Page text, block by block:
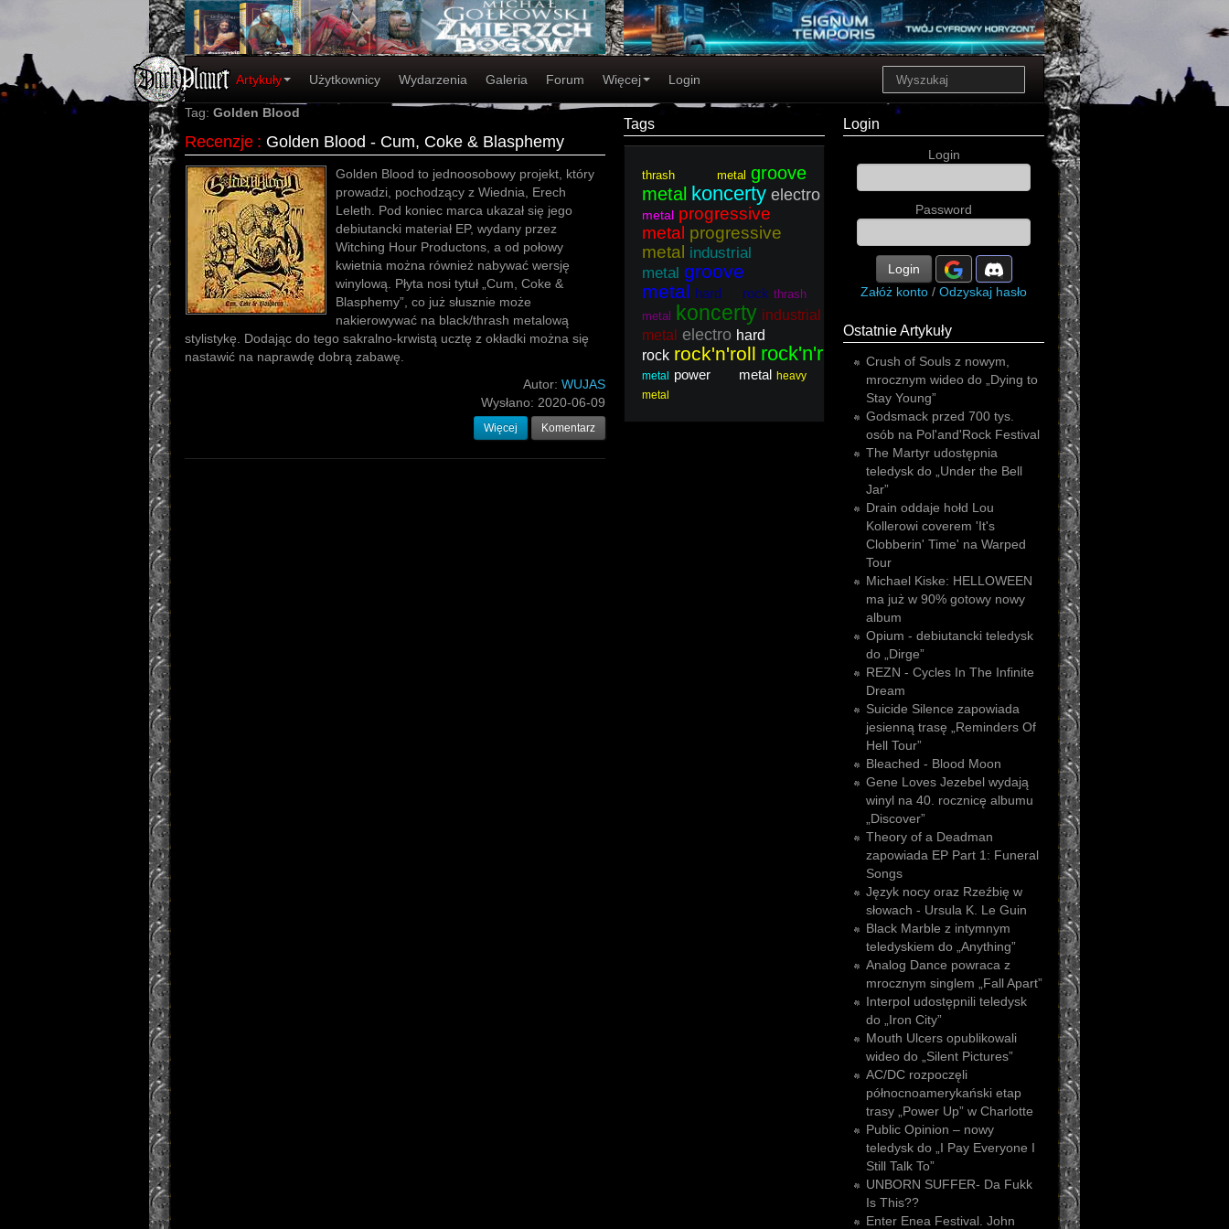
Artykuły Użytkownicy Wydarzenia Galeria Forum Więcej Login
Tag: Golden Blood
Recenzje : Golden Blood - Cum, Coke & Blasphemy
Golden Blood to jednoosobowy projekt, który
prowadzi, pochodzący z Wiednia, Erech
Leleth. Pod koniec marca ukazał się jego
debiutancki materiał EP, wydany przez
Witching Hour Productons, a od połowy
kwietnia można również nabywać wersję
winylową. Płyta nosi tytuł „Cum, Coke &
Blasphemy”, co już słusznie może
nakierowywać na black/thrash metalową
stylistykę. Dodając do tego sakralno-krwistą ucztę z okładki można się
nastawić na naprawdę dobrą zabawę.
Autor: WUJAS
Wysłano: 2020-06-09
Więcej Komentarz
Tags
thrash metal groove
metal koncerty electro
power
metal progressive
metal progressive
metal industrial
metal groove
metal hard rock thrash
metal koncerty industrial
metal
electro hard
rock rock'n'roll rock'n'roll
heavy
metal
power metal heavy
metal
Login
Login
Password
Login
Załóż konto / Odzyskaj hasło
Ostatnie Artykuły
Crush of Souls z nowym,
mrocznym wideo do „Dying to
Stay Young”
Godsmack przed 700 tys.
osób na Pol'and'Rock Festival
The Martyr udostępnia
teledysk do „Under the Bell
Jar”
Drain oddaje hołd Lou
Kollerowi coverem 'It's
Clobberin' Time' na Warped
Tour
Michael Kiske: HELLOWEEN
ma już w 90% gotowy nowy
album
Opium - debiutancki teledysk
do „Dirge”
REZN - Cycles In The Infinite
Dream
Suicide Silence zapowiada
jesienną trasę „Reminders Of
Hell Tour”
Bleached - Blood Moon
Gene Loves Jezebel wydają
winyl na 40. rocznicę albumu
„Discover”
Theory of a Deadman
zapowiada EP Part 1: Funeral
Songs
Język nocy oraz Rzeźbię w
słowach - Ursula K. Le Guin
Black Marble z intymnym
teledyskiem do „Anything”
Analog Dance powraca z
mrocznym singlem „Fall Apart”
Interpol udostępnili teledysk
do „Iron City”
Mouth Ulcers opublikowali
wideo do „Silent Pictures”
AC/DC rozpoczęli
północnoamerykański etap
trasy „Power Up” w Charlotte
Public Opinion – nowy
teledysk do „I Pay Everyone I
Still Talk To”
UNBORN SUFFER- Da Fukk
Is This??
Enter Enea Festival. John